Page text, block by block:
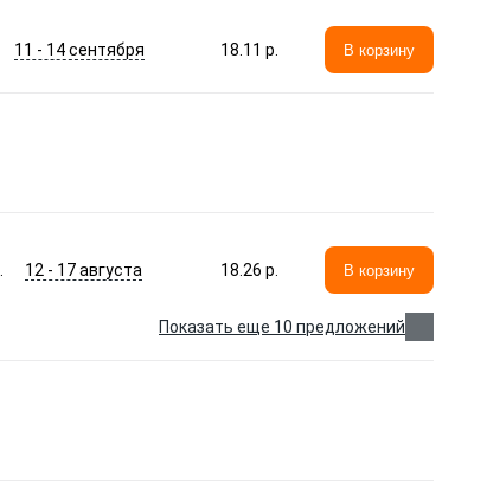
11 - 14 сентября 18.11 p. В корзину
12 - 17 августа 18.26 p. В корзину
Показать еще 10 предложений